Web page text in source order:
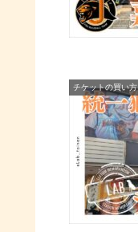
チケットの買い方